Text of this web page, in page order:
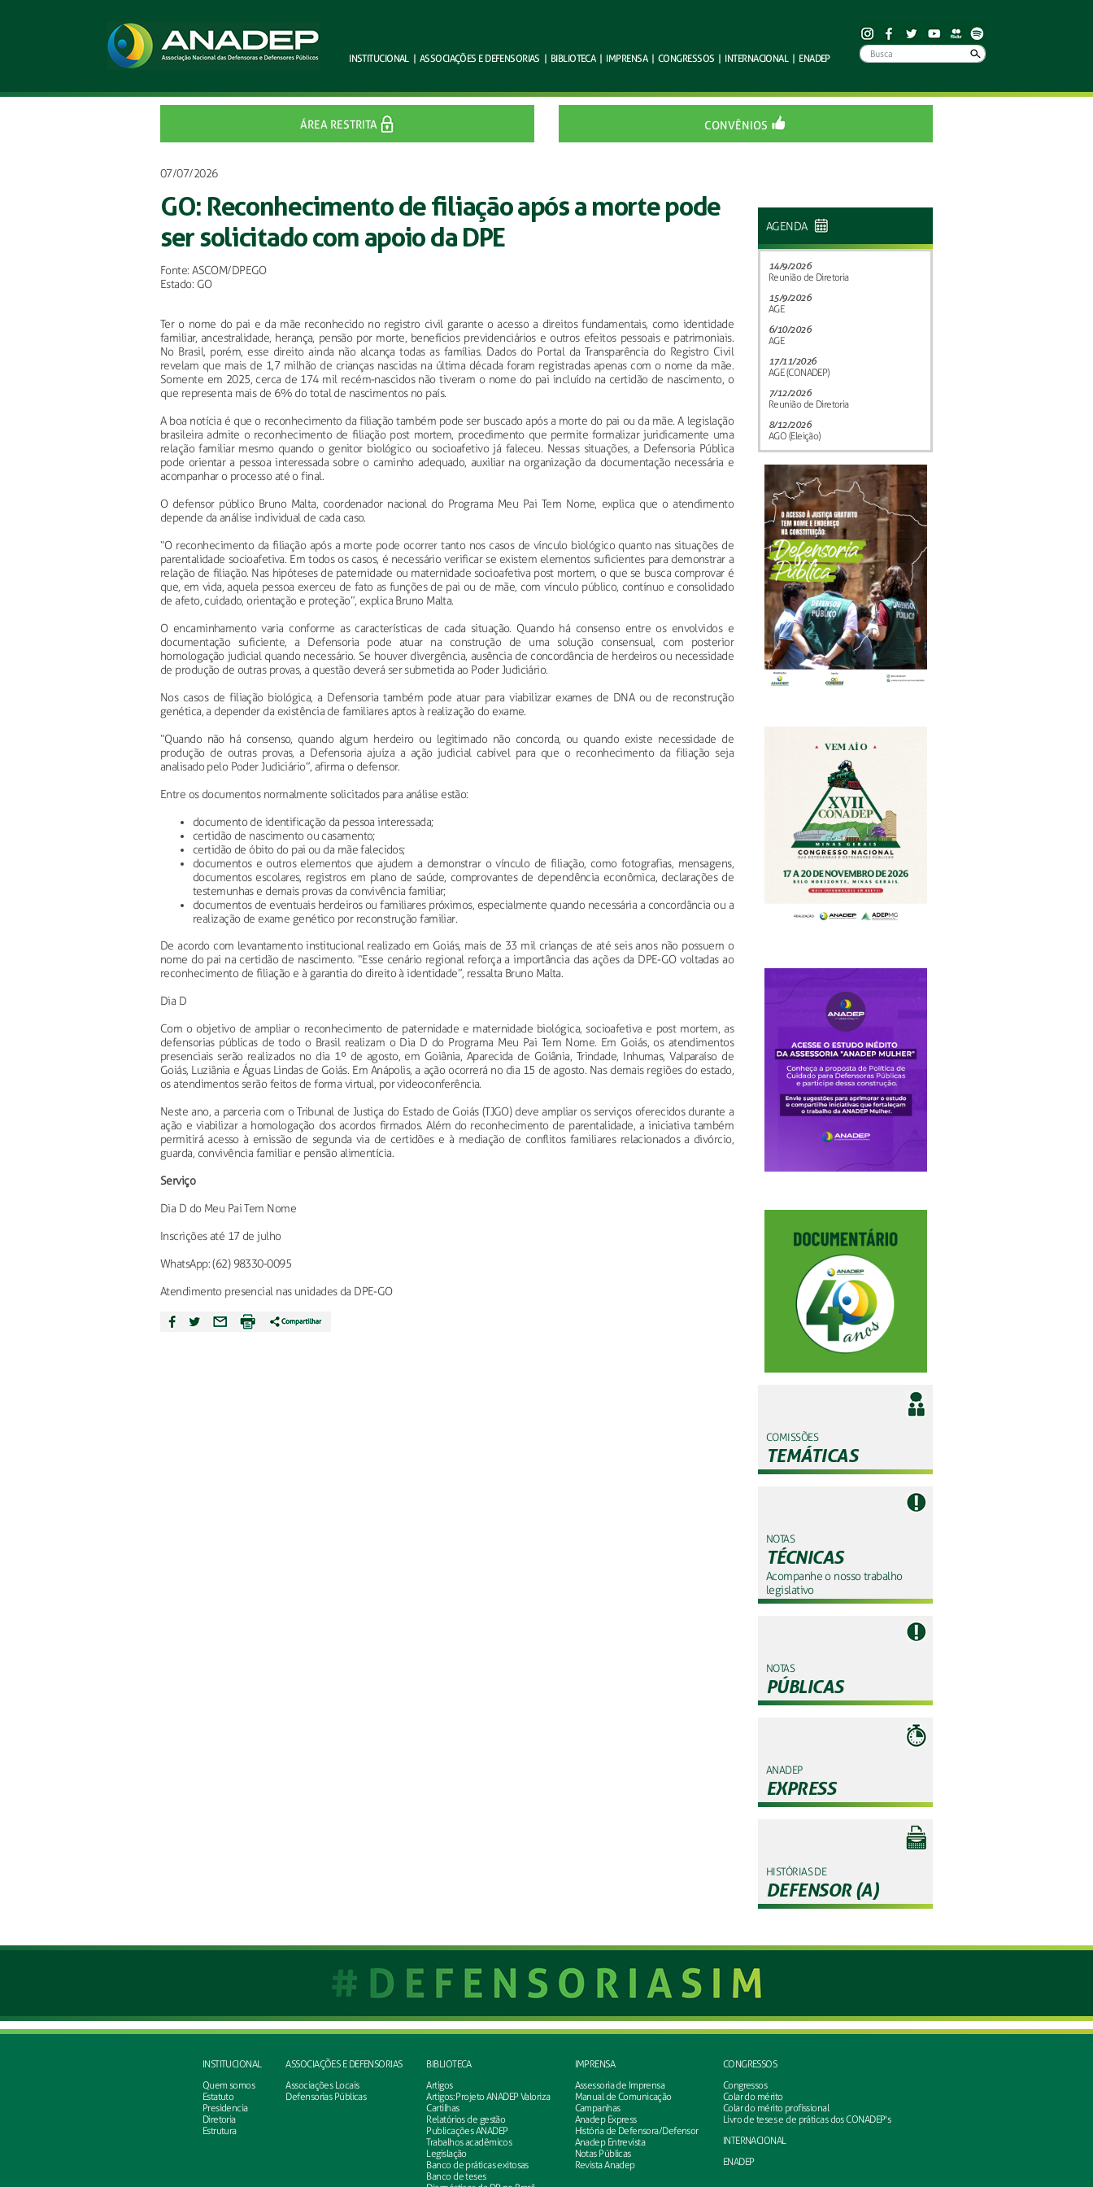
INSTITUCIONAL | ASSOCIAÇÕES EDEFENSORIAS | BIBLIOTECA | IMPRENSA | CONGRESSOS | INTERNACIONAL | ENADEP
ÁREA RESTRITA CONVÊNIOS
07/07/2026
GO: Reconhecimento de filiação após a morte pode
ser solicitado com apoio da DPE
Fonte: ASCOM/DPEGO
Estado: GO
Ter o nome do pai e da mãe reconhecido no registro civil garante o acesso a direitos fundamentais, como identidade
familiar, ancestralidade, herança, pensão por morte, benefícios previdenciários e outros efeitos pessoais e patrimoniais.
No Brasil, porém, esse direito ainda não alcança todas as famílias. Dados do Portal da Transparência do Registro Civil
revelam que mais de 1,7 milhão de crianças nascidas na última década foram registradas apenas com o nome da mãe.
Somente em 2025, cerca de 174 mil recém-nascidos não tiveram o nome do pai incluído na certidão de nascimento, o
que representa mais de 6% do total de nascimentos no país.
A boa notícia é que o reconhecimento da filiação também pode ser buscado após a morte do pai ou da mãe. A legislação
brasileira admite o reconhecimento de filiação post mortem, procedimento que permite formalizar juridicamente uma
relação familiar mesmo quando o genitor biológico ou socioafetivo já faleceu. Nessas situações, a Defensoria Pública
pode orientar a pessoa interessada sobre o caminho adequado, auxiliar na organização da documentação necessária e
acompanhar o processo até o final.
O defensor público Bruno Malta, coordenador nacional do Programa Meu Pai Tem Nome, explica que o atendimento
depende da análise individual de cada caso.
“O reconhecimento da filiação após a morte pode ocorrer tanto nos casos de vínculo biológico quanto nas situações de
parentalidade socioafetiva. Em todos os casos, é necessário verificar se existem elementos suficientes para demonstrar a
relação de filiação. Nas hipóteses de paternidade ou maternidade socioafetiva post mortem, o que se busca comprovar é
que, em vida, aquela pessoa exerceu de fato as funções de pai ou de mãe, com vínculo público, contínuo e consolidado
de afeto, cuidado, orientação e proteção”, explica Bruno Malta.
O encaminhamento varia conforme as características de cada situação. Quando há consenso entre os envolvidos e
documentação suficiente, a Defensoria pode atuar na construção de uma solução consensual, com posterior
homologação judicial quando necessário. Se houver divergência, ausência de concordância de herdeiros ou necessidade
de produção de outras provas, a questão deverá ser submetida ao Poder Judiciário.
Nos casos de filiação biológica, a Defensoria também pode atuar para viabilizar exames de DNA ou de reconstrução
genética, a depender da existência de familiares aptos à realização do exame.
“Quando não há consenso, quando algum herdeiro ou legitimado não concorda, ou quando existe necessidade de
produção de outras provas, a Defensoria ajuíza a ação judicial cabível para que o reconhecimento da filiação seja
analisado pelo Poder Judiciário”, afirma o defensor.
Entre os documentos normalmente solicitados para análise estão:
documento de identificação da pessoa interessada;
certidão de nascimento ou casamento;
certidão de óbito do pai ou da mãe falecidos;
documentos e outros elementos que ajudem a demonstrar o vínculo de filiação, como fotografias, mensagens,
documentos escolares, registros em plano de saúde, comprovantes de dependência econômica, declarações de
testemunhas e demais provas da convivência familiar;
documentos de eventuais herdeiros ou familiares próximos, especialmente quando necessária a concordância ou a
realização de exame genético por reconstrução familiar.
De acordo com levantamento institucional realizado em Goiás, mais de 33 mil crianças de até seis anos não possuem o
nome do pai na certidão de nascimento. “Esse cenário regional reforça a importância das ações da DPE-GO voltadas ao
reconhecimento de filiação e à garantia do direito à identidade”, ressalta Bruno Malta.
Dia D
Com o objetivo de ampliar o reconhecimento de paternidade e maternidade biológica, socioafetiva e post mortem, as
defensorias públicas de todo o Brasil realizam o Dia D do Programa Meu Pai Tem Nome. Em Goiás, os atendimentos
presenciais serão realizados no dia 1º de agosto, em Goiânia, Aparecida de Goiânia, Trindade, Inhumas, Valparaíso de
Goiás, Luziânia e Águas Lindas de Goiás. Em Anápolis, a ação ocorrerá no dia 15 de agosto. Nas demais regiões do estado,
os atendimentos serão feitos de forma virtual, por videoconferência.
Neste ano, a parceria com o Tribunal de Justiça do Estado de Goiás (TJGO) deve ampliar os serviços oferecidos durante a
ação e viabilizar a homologação dos acordos firmados. Além do reconhecimento de parentalidade, a iniciativa também
permitirá acesso à emissão de segunda via de certidões e à mediação de conflitos familiares relacionados a divórcio,
guarda, convivência familiar e pensão alimentícia.
Serviço
Dia D do Meu Pai Tem Nome
Inscrições até 17 de julho
WhatsApp: (62) 98330-0095
Atendimento presencial nas unidades da DPE-GO
AGENDA
14/9/2026
Reunião de Diretoria
15/9/2026
AGE
6/10/2026
AGE
17/11/2026
AGE (CONADEP)
7/12/2026
Reunião de Diretoria
8/12/2026
AGO (Eleição)
COMISSÕES
TEMÁTICAS
NOTAS
TÉCNICAS
Acompanhe o nosso trabalho
legislativo
NOTAS
PÚBLICAS
ANADEP
EXPRESS
HISTÓRIAS DE
DEFENSOR (A)
INSTITUCIONAL
Quem somos
Estatuto
Presidencia
Diretoria
Estrutura
ASSOCIAÇÕES E DEFENSORIAS
Associações Locais
Defensorias Públicas
BIBLIOTECA
Artigos
Artigos: Projeto ANADEP Valoriza
Cartilhas
Relatórios de gestão
Publicações ANADEP
Trabalhos acadêmicos
Legislação
Banco de práticas exitosas
Banco de teses
IMPRENSA
Assessoria de Imprensa
Manual de Comunicação
Campanhas
Anadep Express
História de Defensora/Defensor
Anadep Entrevista
Notas Públicas
Revista Anadep
CONGRESSOS
Congressos
Colar do mérito
Colar do mérito profissional
Livro de teses e de práticas dos CONADEP's
INTERNACIONAL
ENADEP